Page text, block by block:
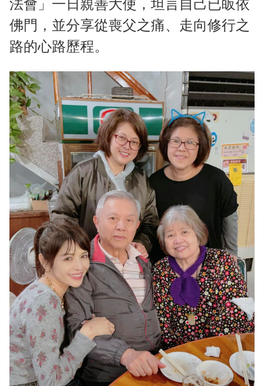
法會」一日親善大使，坦言自己已皈依
佛門，並分享從喪父之痛、走向修行之
路的心路歷程。